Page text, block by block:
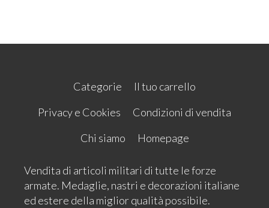
Categorie
Il tuo carrello
Privacy e Cookies
Condizioni di vendita
Chi siamo
Homepage
Vendita di articoli militari di tutte le forze
armate. Medaglie, nastri e decorazioni italiane
ed estere della miglior qualità possibile.